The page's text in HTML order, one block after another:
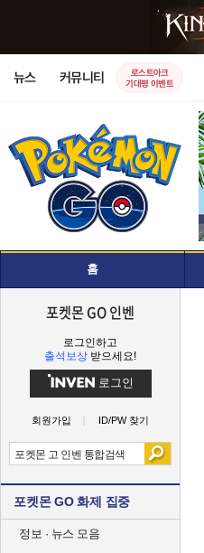
뉴스 커뮤니티
로스트아크
기대평 이벤트
홈
포켓몬 GO 인벤
로그인하고
출석보상 받으세요!
로그인
회원가입 ID/PW 찾기
포켓몬 GO 화제 집중
정보 · 뉴스 모음